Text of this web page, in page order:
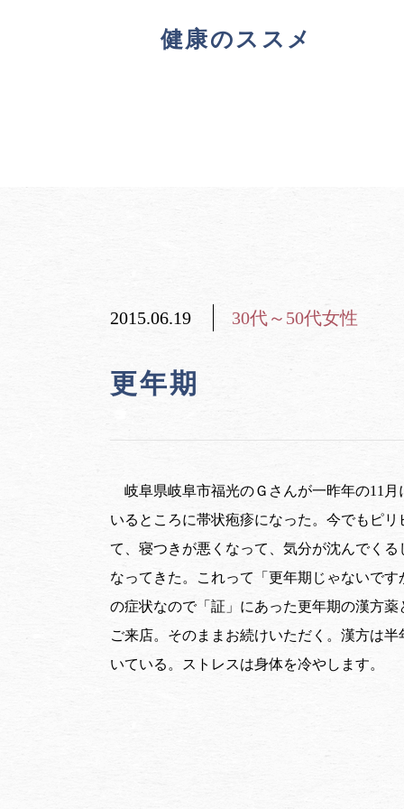
健康のススメ
2015.06.19 30代～50代女性
更年期
岐阜県岐阜市福光のＧさんが一昨年の11
いるところに帯状疱疹になった。今でもピ
て、寝つきが悪くなって、気分が沈んでく
なってきた。これって「更年期じゃないで
の症状なので「証」にあった更年期の漢方
ご来店。そのままお続けいただく。漢方は
いている。ストレスは身体を冷やします。